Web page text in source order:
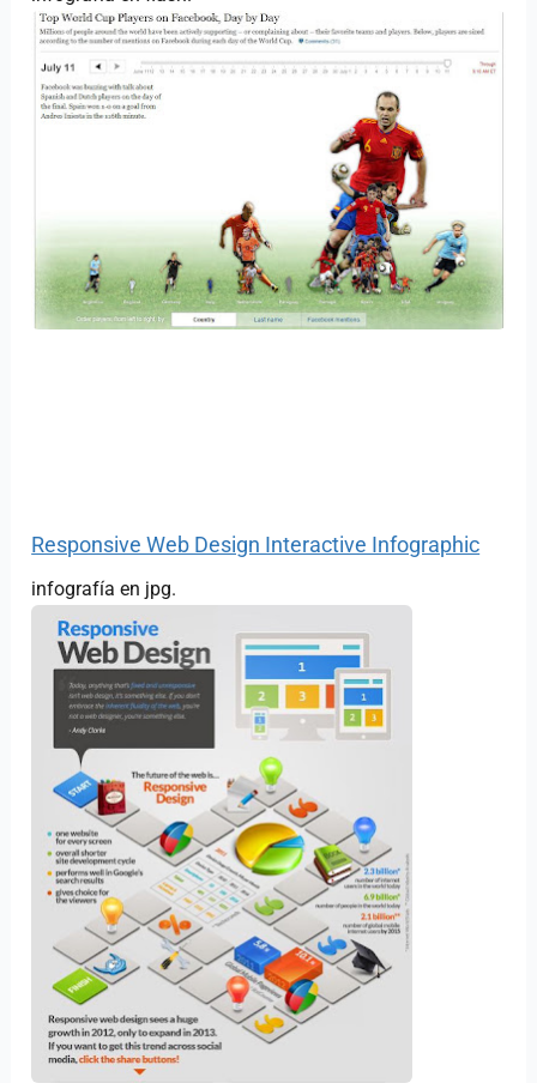
Responsive Web Design Interactive Infographic
infografía en jpg.